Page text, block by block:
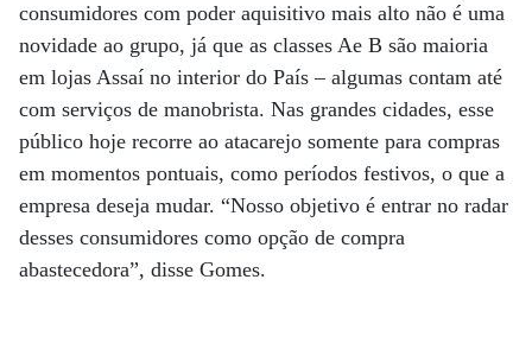
consumidores com poder aquisitivo mais alto não é uma
novidade ao grupo, já que as classes Ae B são maioria
em lojas Assaí no interior do País – algumas contam até
com serviços de manobrista. Nas grandes cidades, esse
público hoje recorre ao atacarejo somente para compras
em momentos pontuais, como períodos festivos, o que a
empresa deseja mudar. “Nosso objetivo é entrar no radar
desses consumidores como opção de compra
abastecedora”, disse Gomes.